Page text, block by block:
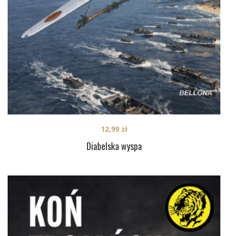
Diabelska wyspa
12,99 zł